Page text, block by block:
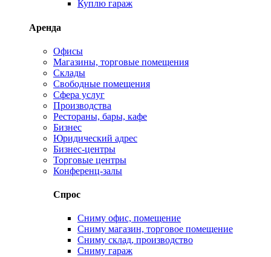
Куплю гараж
Аренда
Офисы
Магазины, торговые помещения
Склады
Свободные помещения
Сфера услуг
Производства
Рестораны, бары, кафе
Бизнес
Юридический адрес
Бизнес-центры
Торговые центры
Конференц-залы
Спрос
Сниму офис, помещение
Сниму магазин, торговое помещение
Сниму склад, производство
Сниму гараж